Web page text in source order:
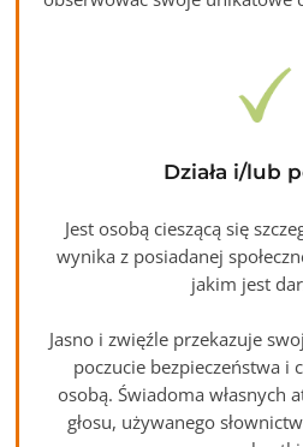
Działa i/lub
Jest osobą cieszącą się
wynika z posiadanej
jakim jest
Jasno i zwięźle przekazuje
poczucie bezpieczeństwa i
osobą. Świadoma własnych
głosu, używanego